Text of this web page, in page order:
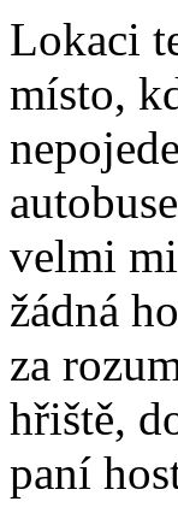
Lokaci
místo,
velmi
žádná
za
hřiště,
paní